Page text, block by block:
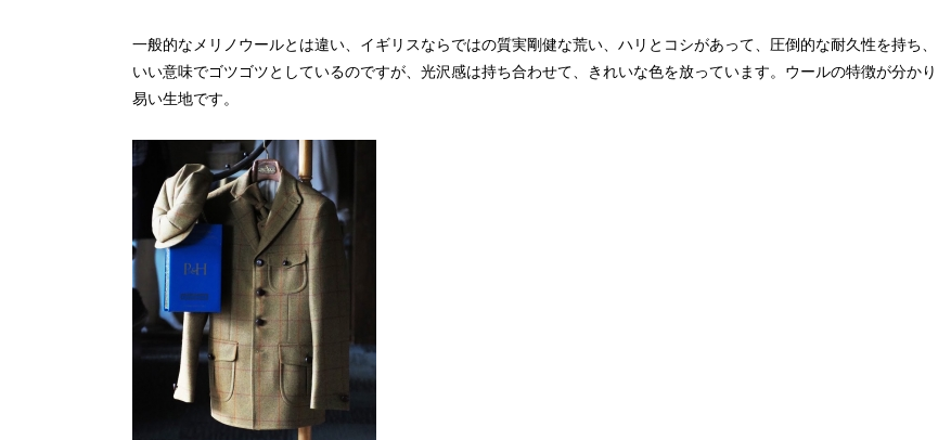
一般的なメリノウールとは違い、イギリスならではの質実剛健な荒い、ハリとコシがあって、圧倒的な耐久性を持ち、
いい意味でゴツゴツとしているのですが、光沢感は持ち合わせて、きれいな色を放っています。ウールの特徴が分かり
易い生地です。